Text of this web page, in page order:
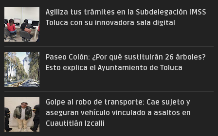
Agiliza tus trámites en la Subdelegación IMSS
Toluca con su innovadora sala digital
Paseo Colón: ¿Por qué sustituirán 26 árboles?
Esto explica el Ayuntamiento de Toluca
Golpe al robo de transporte: Cae sujeto y
aseguran vehículo vinculado a asaltos en
Cuautitlán Izcalli